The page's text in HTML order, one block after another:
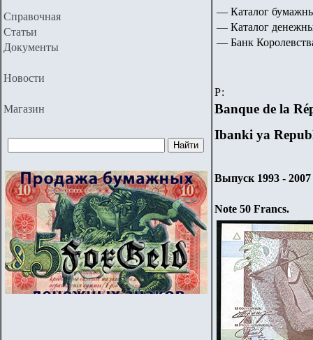
Справочная
Статьи
Документы
Новости
Магазин
— Каталог
— Каталог
— Банк
Р:
Banque de la
Ibanki ya
Выпуск 1993 - 2007
Note 50 Francs.